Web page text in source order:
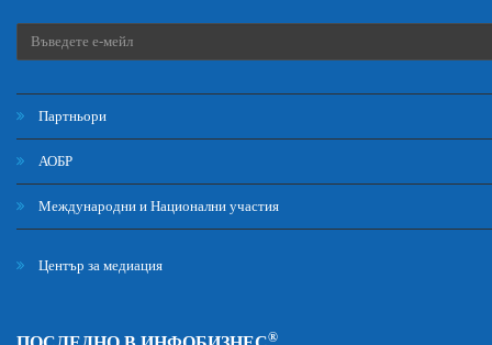
Партньори
АОБР
Международни и Национални участия
Център за медиация
®